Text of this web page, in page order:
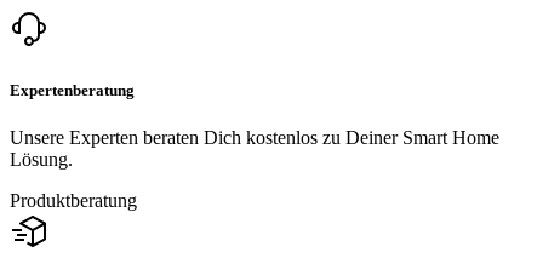
Expertenberatung
Unsere Experten beraten Dich kostenlos zu Deiner Smart Home
Lösung.
Produktberatung